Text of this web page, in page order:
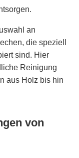
an
die speziell
sind. Hier
Reinigung
aus Holz bis hin
von